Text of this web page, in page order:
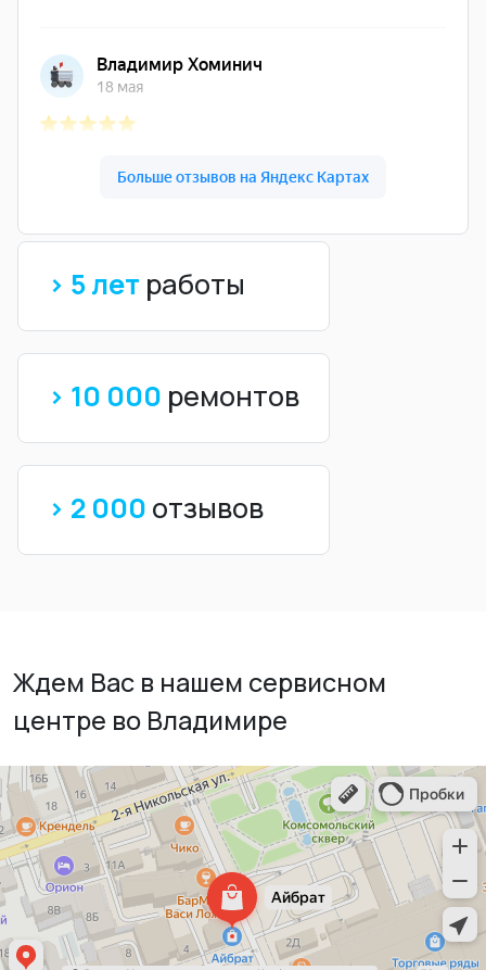
> 5 лет работы
> 10 000 ремонтов
> 2 000 отзывов
Ждем Вас в нашем сервисном
центре во Владимире